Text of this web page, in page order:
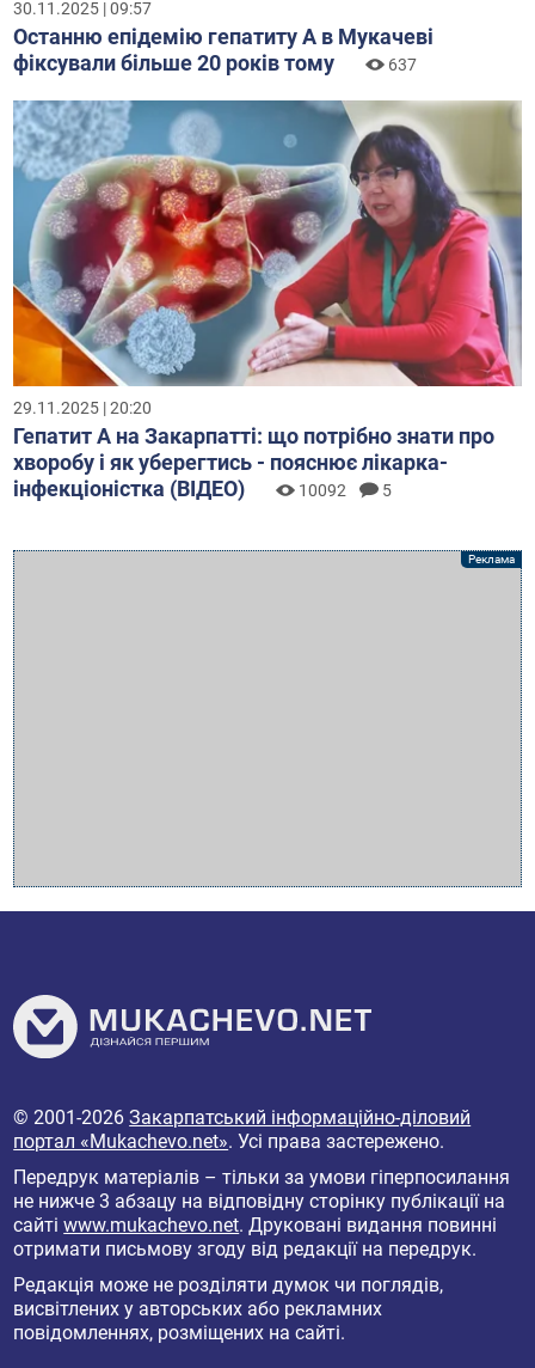
30.11.2025 | 09:57
Останню епідемію гепатиту А в Мукачеві
фіксували більше 20 років тому
637
29.11.2025 | 20:20
Гепатит А на Закарпатті: що потрібно знати про
хворобу і як уберегтись - пояснює лікарка-
інфекціоністка (ВІДЕО)
10092 5
© 2001-2026Закарпатський інформаційно-діловий
портал «Mukachevo.net». Усі права застережено.
Передрук матеріалів – тільки за умови гіперпосилання
не нижче 3 абзацу на відповідну сторінку публікації на
сайтіwww.mukachevo.net. Друковані видання повинні
отримати письмову згоду від редакції на передрук.
Редакція може не розділяти думок чи поглядів,
висвітлених у авторських або рекламних
повідомленнях, розміщених на сайті.